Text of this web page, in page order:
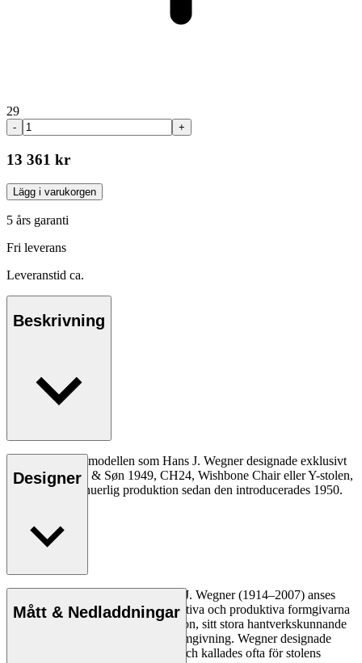
29
- +
13 361 kr
Lägg i varukorgen
5 års garanti
Fri leverans
Leveranstid ca.
Beskrivning
Den allra första modellen som Hans J. Wegner designade exklusivt
för Carl Hansen & Søn 1949, CH24, Wishbone Chair eller Y-stolen,
har varit i kontinuerlig produktion sedan den introducerades 1950.
Designer
Den danske möbeldesignern Hans J. Wegner (1914–2007) anses
vara en av de mest kreativa, innovativa och produktiva formgivarna
genom tiderna, känd för sin precision, sitt stora hantverkskunnande
och sin kompromisslösa syn på formgivning. Wegner designade
nästan 500 stolar under sin livstid och kallades ofta för stolens
Mått & Nedladdningar